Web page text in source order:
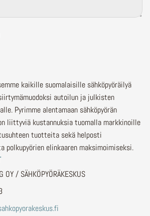
kaikille suomalaisille sähköpyöräilyä
autoilun ja julkisten
Pyrimme alentamaan sähköpyörän
liittyviä kustannuksia tuomalla markkinoille
tuotteita sekä helposti
polkupyörien elinkaaren maksimoimiseksi.
OY / SÄHKÖPYÖRÄKESKUS